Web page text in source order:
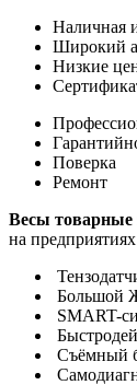
Наличная
Широкий
Низкие
Поверка
Ремонт
Весы товарные
на
Большой
SMART-
Съёмный